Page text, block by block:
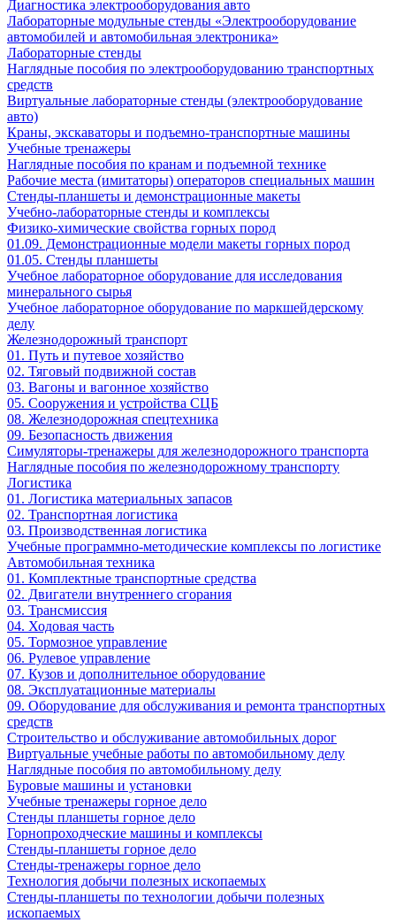
Диагностика электрооборудования авто
Лабораторные модульные стенды «Электрооборудование
автомобилей и автомобильная электроника»
Лабораторные стенды
Наглядные пособия по электрооборудованию транспортных
средств
Виртуальные лабораторные стенды (электрооборудование
авто)
Краны, экскаваторы и подъемно-транспортные машины
Учебные тренажеры
Наглядные пособия по кранам и подъемной технике
Рабочие места (имитаторы) операторов специальных машин
Стенды-планшеты и демонстрационные макеты
Учебно-лабораторные стенды и комплексы
Физико-химические свойства горных пород
01.09. Демонстрационные модели макеты горных пород
01.05. Стенды планшеты
Учебное лабораторное оборудование для исследования
минерального сырья
Учебное лабораторное оборудование по маркшейдерскому
делу
Железнодорожный транспорт
01. Путь и путевое хозяйство
02. Тяговый подвижной состав
03. Вагоны и вагонное хозяйство
05. Сооружения и устройства СЦБ
08. Железнодорожная спецтехника
09. Безопасность движения
Симуляторы-тренажеры для железнодорожного транспорта
Наглядные пособия по железнодорожному транспорту
Логистика
01. Логистика материальных запасов
02. Транспортная логистика
03. Производственная логистика
Учебные программно-методические комплексы по логистике
Автомобильная техника
01. Комплектные транспортные средства
02. Двигатели внутреннего сгорания
03. Трансмиссия
04. Ходовая часть
05. Тормозное управление
06. Рулевое управление
07. Кузов и дополнительное оборудование
08. Эксплуатационные материалы
09. Оборудование для обслуживания и ремонта транспортных
средств
Строительство и обслуживание автомобильных дорог
Виртуальные учебные работы по автомобильному делу
Наглядные пособия по автомобильному делу
Буровые машины и установки
Учебные тренажеры горное дело
Стенды планшеты горное дело
Горнопроходческие машины и комплексы
Стенды-планшеты горное дело
Стенды-тренажеры горное дело
Технология добычи полезных ископаемых
Стенды-планшеты по технологии добычи полезных
ископаемых